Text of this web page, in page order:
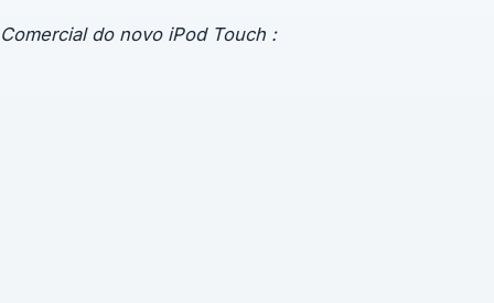
Comercial do novo iPod Touch :